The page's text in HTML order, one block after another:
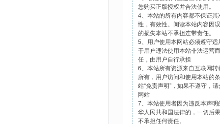
您购买正版授权并合法使用。
4、本站的所有内容都不保证
性，有效性。阅读本站内容因
的损失本站不承担连带责任。
5、用户使用本网站必须遵守
于用户违法使用本站非法运营
任，由用户自行承担
6、本站所有资源来自互联网
所有，用户访问和使用本站的
站“免责声明”，如果不遵守，
网站
7、本站使用者因为违反本声
华人民共和国法律的，一切后
不承担任何责任。